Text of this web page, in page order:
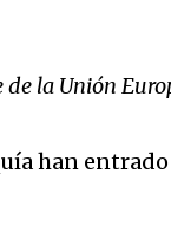
la Unión
han entrado